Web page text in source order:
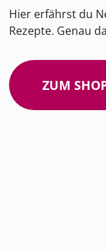
Hier erfährst du
Rezepte. Genau
ZUM